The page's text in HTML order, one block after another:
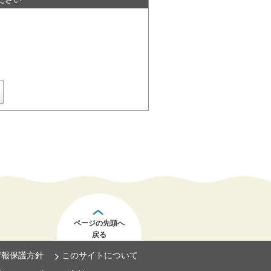
ページの先頭へ
戻る
保護方針
このサイトについて